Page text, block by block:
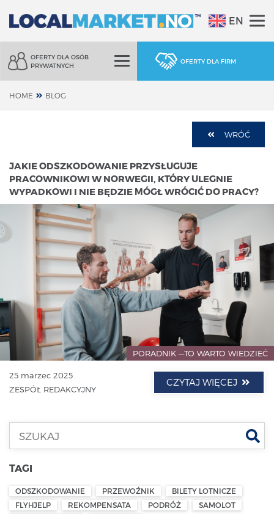
EN
OFERTY DLA OSÓB
PRYWATNYCH
OFERTY DLA FIRM
HOME BLOG
WRÓĆ
JAKIE ODSZKODOWANIE PRZYSŁUGUJE
PRACOWNIKOWI W NORWEGII, KTÓRY ULEGNIE
WYPADKOWI I NIE BĘDZIE MÓGŁ WRÓCIĆ DO PRACY?
PORADNIK —TO WARTO WIEDZIEĆ
25 marzec 2025
ZESPÓŁ REDAKCYJNY
CZYTAJ WIĘCEJ
TAGI
ODSZKODOWANIE PRZEWOŹNIK
BILETY LOTNICZE
FLYHJELP
REKOMPENSATA PODRÓŻ
SAMOLOT